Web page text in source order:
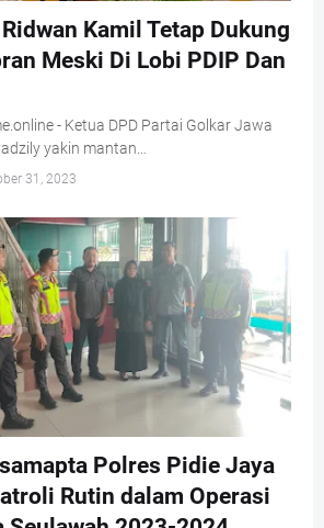
Kamil Tetap Dukung
Meski Di Lobi PDIP Dan
- Ketua DPD Partai Golkar Jawa
yakin mantan…
31, 2023
Polres Pidie Jaya
Rutin dalam Operasi